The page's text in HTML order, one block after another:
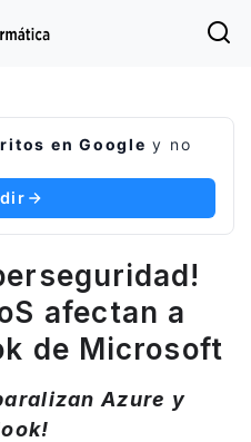
en Google y no
afectan a
de Microsoft
Azure y